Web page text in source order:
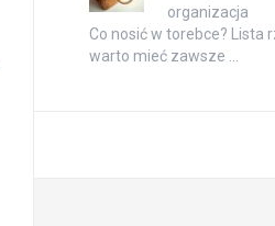
organizacja
Co nosić w torebce? Lista
warto mieć zawsze …